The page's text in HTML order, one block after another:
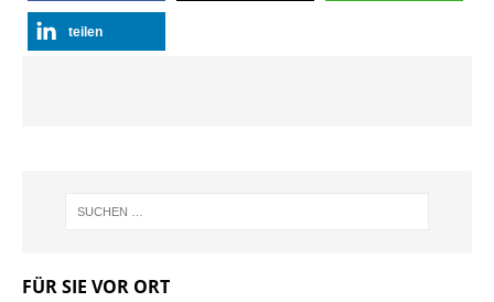
teilen
FÜR SIE VOR ORT